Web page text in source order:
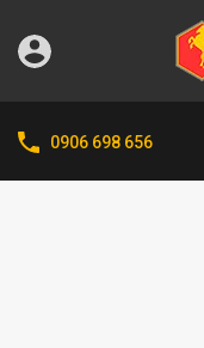
0906 698 656